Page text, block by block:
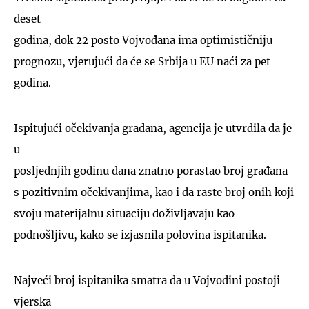
deset
godina, dok 22 posto Vojvođana ima optimističniju
prognozu, vjerujući da će se Srbija u EU naći za pet
godina.
Ispitujući očekivanja građana, agencija je utvrdila da je
u
posljednjih godinu dana znatno porastao broj građana
s pozitivnim očekivanjima, kao i da raste broj onih koji
svoju materijalnu situaciju doživljavaju kao
podnošljivu, kako se izjasnila polovina ispitanika.
Najveći broj ispitanika smatra da u Vojvodini postoji
vjerska